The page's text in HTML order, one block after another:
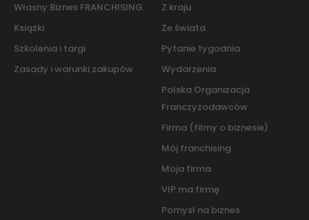
Własny Biznes FRANCHISING
Książki
Szkolenia i targi
Zasady i warunki zakupów
Z kraju
Ze świata
Pytanie tygodnia
Wydarzenia
Polska Organizacja
Franczyzodawców
Firma (filmy o biznesie)
Mój franchising
Moja firma
VIP ma firmę
Pomysł na biznes